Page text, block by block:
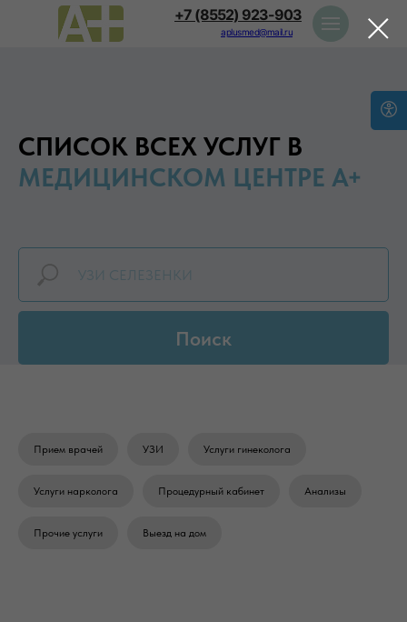
+7 (8552) 923-903
aplusmed@mail.ru
СПИСОК ВСЕХ УСЛУГ В
МЕДИЦИНСКОМ ЦЕНТРЕ А+
Поиск
Прием врачей УЗИ Услуги гинеколога
Услуги нарколога Процедурный кабинет Анализы
Прочие услуги Выезд на дом